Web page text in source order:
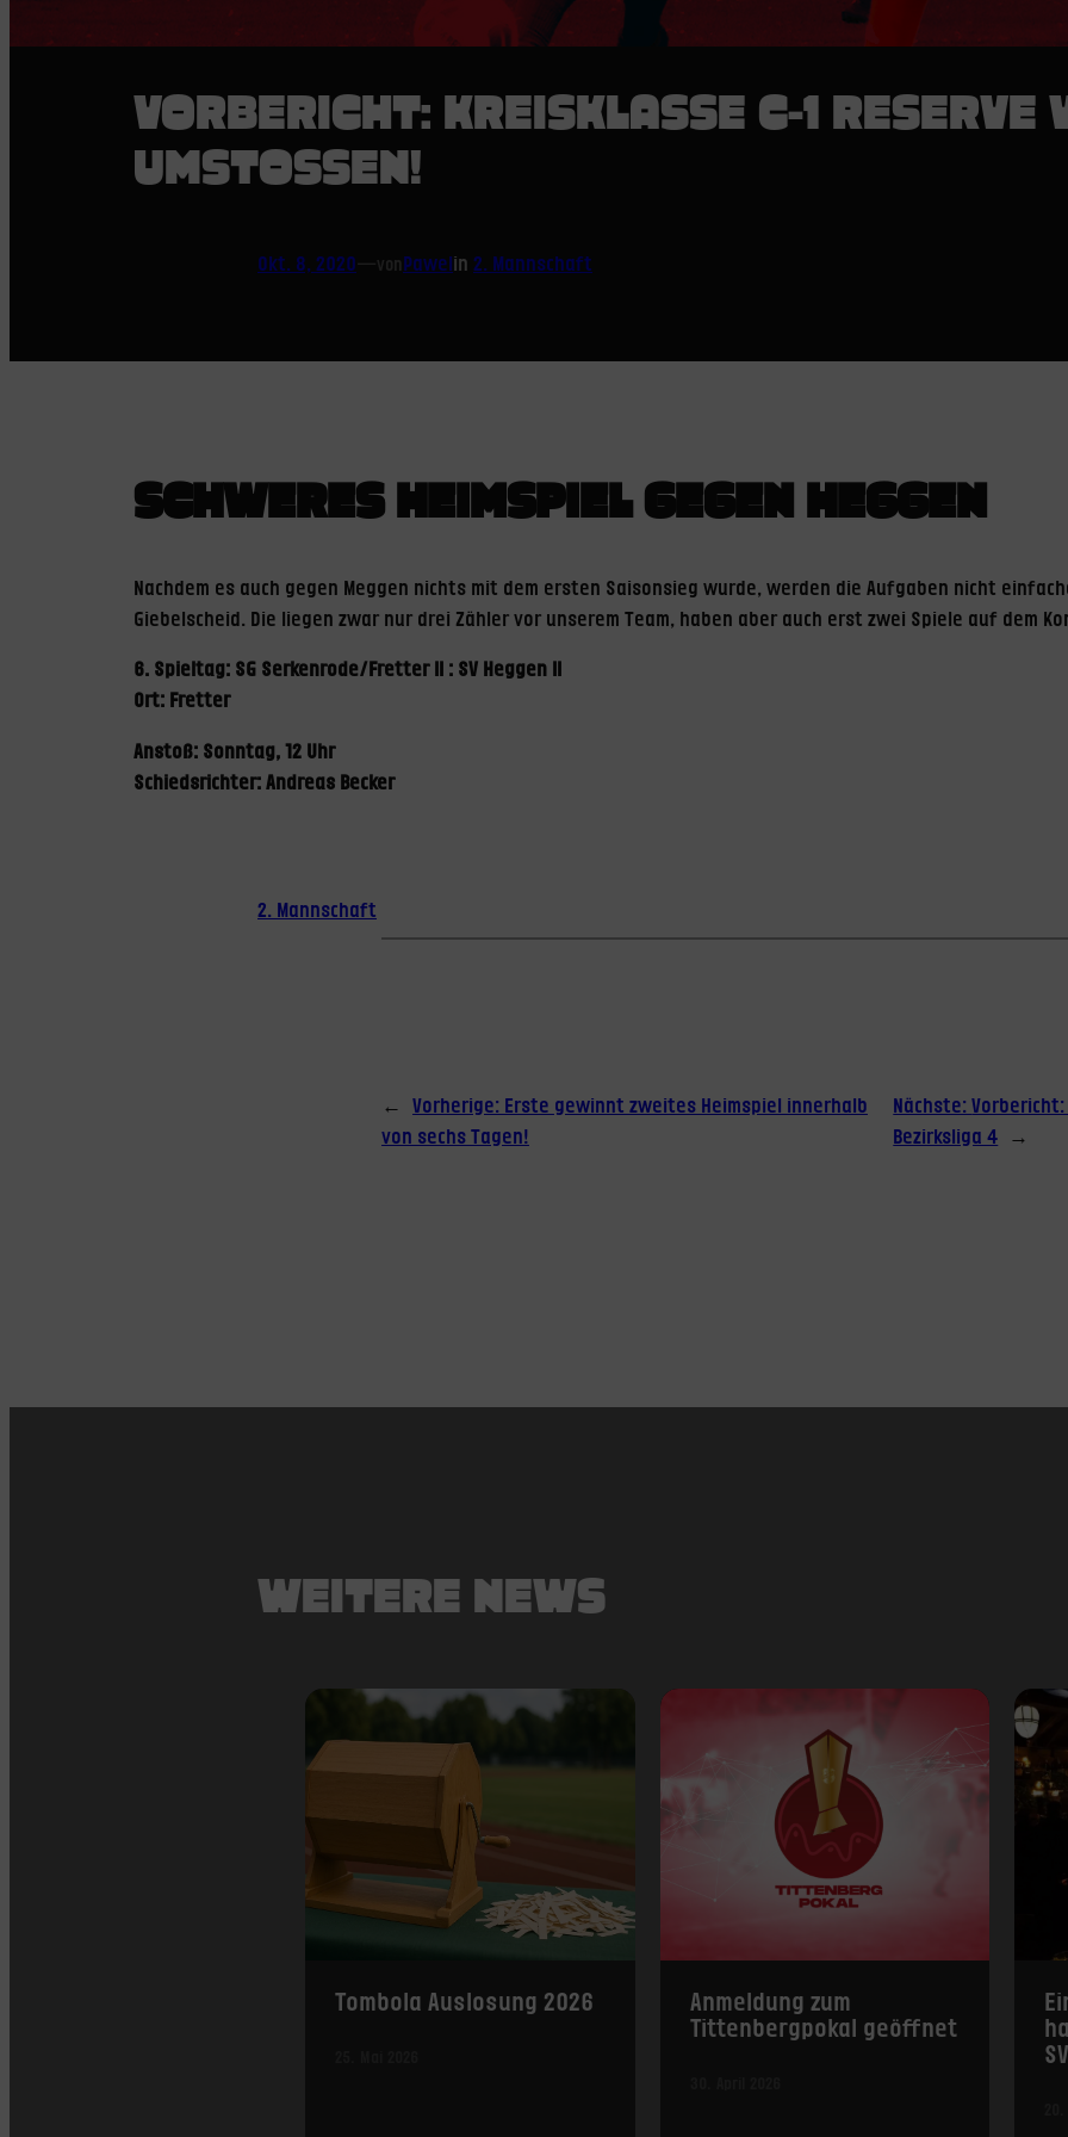
VORBERICHT: KREISKLASSE C-1 RESERVE
UMSTOSSEN!
Okt. 8, 2020—vonPawelin 2. Mannschaft
SCHWERES HEIMSPIEL GEGEN HEGGEN
Nachdem es auch gegen Meggen nichts mit dem ersten Saisonsieg wurde, werden die Aufgaben nicht
Giebelscheid. Die liegen zwar nur drei Zähler vor unserem Team, haben aber auch erst zwei Spiele auf dem
6. Spieltag: SG Serkenrode/Fretter II : SV Heggen II
Ort: Fretter
Anstoß: Sonntag, 12 Uhr
Schiedsrichter: Andreas Becker
2. Mannschaft
← Vorherige:Erste gewinnt zweites Heimspiel innerhalb
von sechs Tagen!
Nächste:
Bezirksliga 4 →
WEITERE NEWS
Tombola Auslosung 2026
Anmeldung zum
Tittenbergpokal geöffnet